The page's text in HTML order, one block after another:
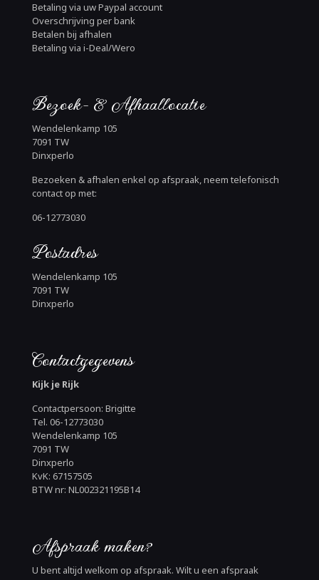
Betaling via uw Paypal account
Overschrijving per bank
Betalen bij afhalen
Betaling via i-Deal/Wero
Bezoek- & Afhaallocatie
Wendelenkamp 105
7091 TW
Dinxperlo
Bezoeken & afhalen enkel op afspraak, neem telefonisch
contact op met:
06-12773030
Postadres
Wendelenkamp 105
7091 TW
Dinxperlo
Contactgegevens
Kijk je Rijk
Contactpersoon: Brigitte
Tel. 06-12773030
Wendelenkamp 105
7091 TW
Dinxperlo
KvK: 67157505
BTW nr: NL002321195B14
Afspraak maken?
U bent altijd welkom op afspraak. Wilt u een afspraak